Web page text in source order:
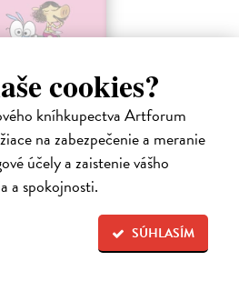
cookies?
kníhkupectva Artforum
na zabezpečenie a meranie
účely a zaistenie vášho
a spokojnosti.
SÚHLASÍM
vonia! Ariol sedí v triede rovno za ňou
komplimentami. Dokonca si
ju miluje.